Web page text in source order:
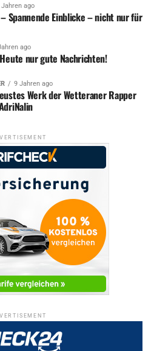
Jahren ago
Spannende Einblicke – nicht nur für
ago
nur gute Nachrichten!
9 Jahren ago
Werk der Wetteraner Rapper